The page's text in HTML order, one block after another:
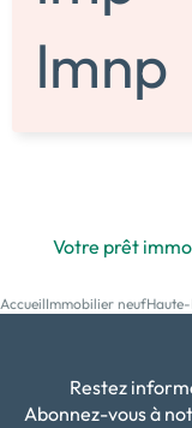
Votre prêt
AccueilImmobilier neuf
Restez
Abonnez-vous à